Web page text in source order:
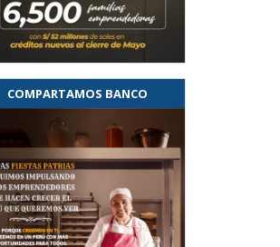
COMPARTAMOS BANCO